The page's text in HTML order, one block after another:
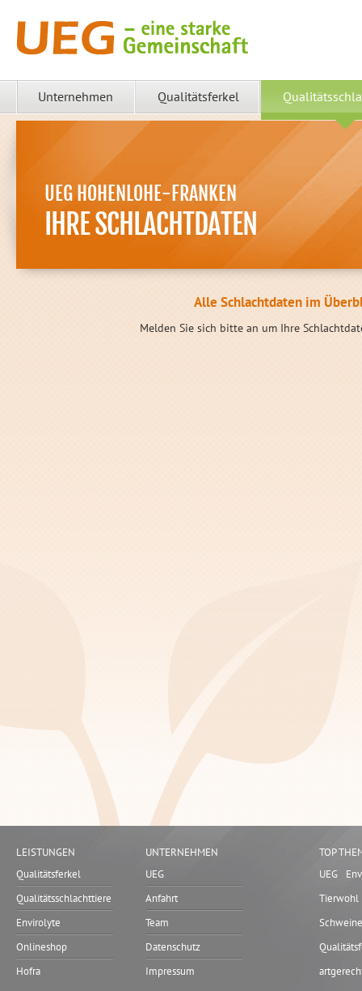
Unternehmen Qualitätsferkel
UEG HOHENLOHE-FRANKEN
IHRE SCHLACHTDATEN
Alle Schlachtdaten im
Melden Sie sich bitte an um Ihre
LEISTUNGEN
Qualitätsferkel
Qualitätsschlachttiere
Envirolyte
Onlineshop
Hofra
UNTERNEHMEN
UEG
Anfahrt
Team
Datenschutz
Impressum
TOP
UEG
Tierwohl